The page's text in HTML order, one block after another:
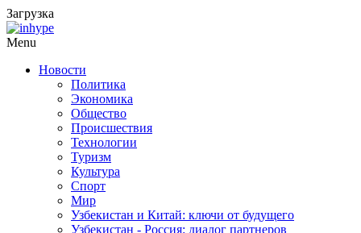
Загрузка
Menu
Новости
Политика
Экономика
Общество
Происшествия
Технологии
Туризм
Культура
Спорт
Мир
Узбекистан и Китай: ключи от будущего
Узбекистан - Россия: диалог партнеров